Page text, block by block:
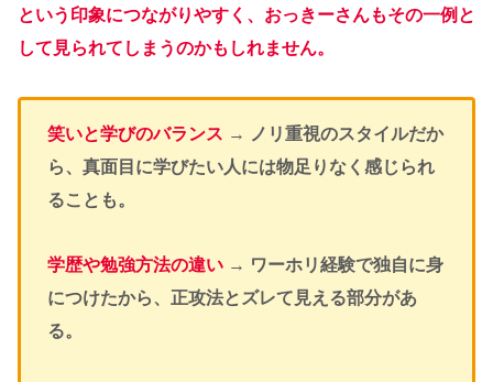
という印象につながりやすく、おっきーさんもその一例と
して見られてしまうのかもしれません。
笑いと学びのバランス →
ノリ重視のスタイルだか
ら、真面目に学びたい人には物足りなく感じられ
ることも。
学歴や勉強方法の違い → ワーホリ経験で独自に身
につけたから、正攻法とズレて見える部分があ
る。